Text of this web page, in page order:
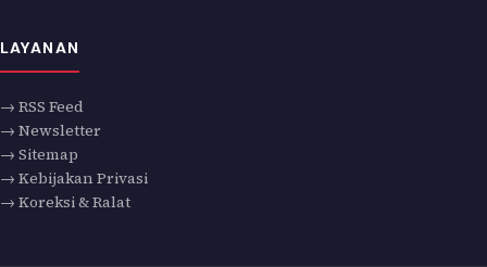
LAYANAN
→ RSS Feed
→ Newsletter
→ Sitemap
→ Kebijakan Privasi
→ Koreksi & Ralat